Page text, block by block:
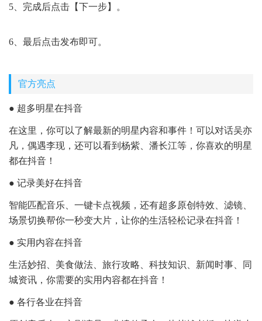
5、完成后点击【下一步】。
6、最后点击发布即可。
官方亮点
● 超多明星在抖音
在这里，你可以了解最新的明星内容和事件！可以对话吴亦
凡，偶遇李现，还可以看到杨紫、潘长江等，你喜欢的明星
都在抖音！
● 记录美好在抖音
智能匹配音乐、一键卡点视频，还有超多原创特效、滤镜、
场景切换帮你一秒变大片，让你的生活轻松记录在抖音！
● 实用内容在抖音
生活妙招、美食做法、旅行攻略、科技知识、新闻时事、同
城资讯，你需要的实用内容都在抖音！
● 各行各业在抖音